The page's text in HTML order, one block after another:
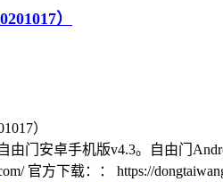
）
自由门安卓手机版v4.3。自由门
官方下载：： https://